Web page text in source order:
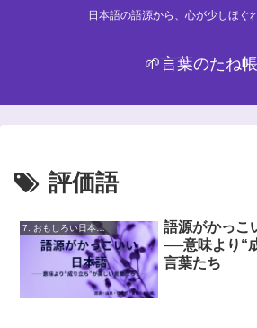
日本語の語源から、心が少しほぐ
🌱言葉のたね帳
評価語
7. おもしろい日本語・雑学
語源がかっこ
──意味より“
言葉たち